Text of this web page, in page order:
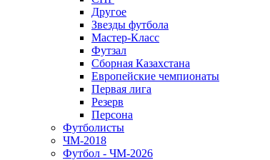
Другое
Звезды футбола
Мастер-Класс
Футзал
Сборная Казахстана
Европейские чемпионаты
Первая лига
Резерв
Персона
Футболисты
ЧМ-2018
Футбол - ЧМ-2026